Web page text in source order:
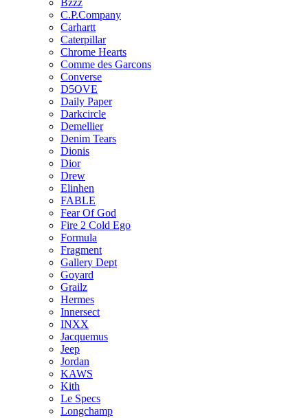
Bzzz
C.P.Company
Carhartt
Caterpillar
Chrome Hearts
Comme des Garcons
Converse
D5OVE
Daily Paper
Darkcircle
Demellier
Denim Tears
Dionis
Dior
Drew
Elinhen
FABLE
Fear Of God
Fire 2 Cold Ego
Formula
Fragment
Gallery Dept
Goyard
Grailz
Hermes
Innersect
INXX
Jacquemus
Jeep
Jordan
KAWS
Kith
Le Specs
Longchamp